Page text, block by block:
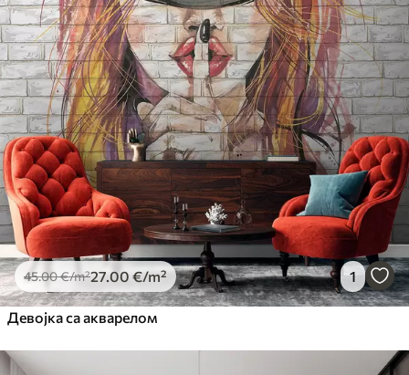
45.00€/m²27.00 €/m² 1
Девојка са акварелом